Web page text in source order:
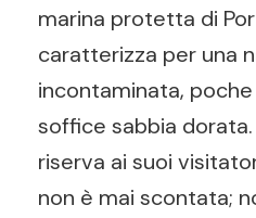
marina protetta di
caratterizza per una
incontaminata,
soffice sabbia
riserva ai suoi
non è mai scontata;